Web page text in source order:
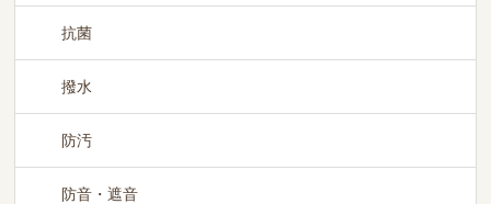
抗菌
撥水
防汚
防音・遮音